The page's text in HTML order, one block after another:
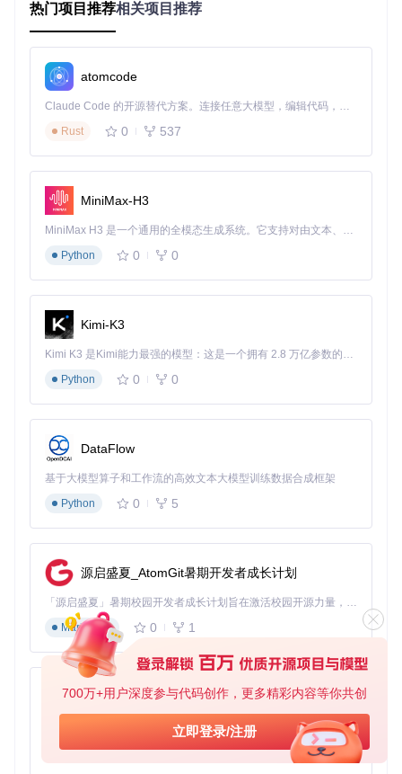
700万+用户深度参与代码创作，更多精彩内容等你共创
立即登录/注册
_Trending/we/WeChatMsg
安装依赖：pip install -r requirements.txt
启动应用：python main.py
故障排除指南
场景一：导出文件缺失表情
解决流程：
确认本地已安装微信表情字体
场景二：大文件处理卡顿
解决流程：
启用分段导出功能
关闭其他占用资源的应用程序
四、数据自主管理：价值延伸与生态构建 🌱
WeChatMs
g
A
式
隐私保护 完全自主
管
部分上传
网
扩展开发指南
通过插件系统添加自定义导出格式：
plugins
实现Exporter 基类的 convert()
在配置文件注册新格式类型
核心价值主张
数据主权回归 ：用户完全掌控聊天记录的存储与使用权限
全链路本地化
：从采集到分析的所有环节均在本地完成
：支持功能扩展与个性化定制，满足多样化
热门项目推荐相关项目推荐
atomcode
Claude Code 的开源替代方案。连接任意大模型，编辑代码，运行命令，自动验证 — 全自动执行。用 Rust 构建，极致性能。 ｜ An open-source alternative to Claude Code. Connect any LLM, edit code, run commands, and verify changes — autonomously. Built in Rust for speed. Get Started
Rust
0 537
MiniMax-H3
MiniMax H3 是一个通用的全模态生成系统。它支持对由文本、图像、视频和音频组成的多模态上下文进行统一理解，并能生成分辨率高达 2K、时长可达 15 秒的带原生立体声音频的视频。得益于面向任务泛化的系统设计，H3 在预训练阶段就已具备广泛的多模态上下文理解与生成能力，能够出色地执行复杂的多模态指令。
Python
0 0
Kimi-K3
Kimi K3 是Kimi能力最强的模型：这是一个拥有 2.8 万亿参数的混合专家（MoE）模型，具备原生视觉理解能力，并支持 100 万 token 的上下文窗口。
Python
0 0
DataFlow
基于大模型算子和工作流的高效文本大模型训练数据合成框架
Python
0 5
源启盛夏_AtomGit暑期开发者成长计划
「源启盛夏」暑期校园开发者成长计划旨在激活校园开源力量，通过积分激励、认证扶持、资源倾斜等形式，引导高校组织和开发者完成「入驻 — 建项目 — 做贡献 — 获认证 — 得资源」的完整闭环。无论你是想带领社团入驻平台的组织者，还是希望用代码贡献证明自己的开发者，都能在这里找到属于你的成长路径。
Markdown
0 1
py-xiaozhi
基于Python的Xiaozhi AI，适用于想要完整Xiaozhi体验而无需拥有专用硬件的用户。
Python
0 1